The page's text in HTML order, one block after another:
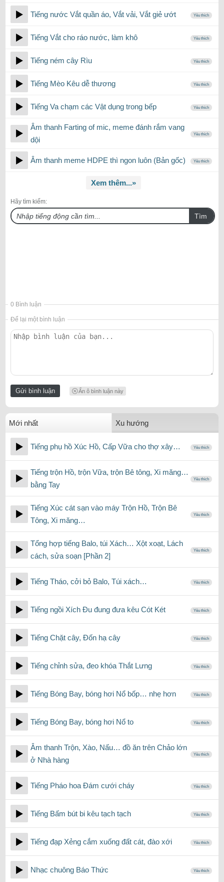
Tiếng nước Vắt quần áo, Vắt vải, Vắt giẻ ướt Yêu thích
Tiếng Vắt cho ráo nước, làm khô Yêu thích
Tiếng ném cây Rìu Yêu thích
Tiếng Mèo Kêu dễ thương Yêu thích
Tiếng Va chạm các Vật dụng trong bếp Yêu thích
Âm thanh Farting of mic, meme đánh rắm vang
dội
Yêu thích
Âm thanh meme HDPE thì ngon luôn (Bản gốc) Yêu thích
Xem thêm...»
Hãy tìm kiếm:
Tìm
0 Bình luận
Để lại một bình luận
Ẩn ô bình luận này
Mới nhất Xu hướng
Tiếng phụ hồ Xúc Hồ, Cấp Vữa cho thợ xây… Yêu thích
Tiếng trộn Hồ, trộn Vữa, trộn Bê tông, Xi măng…
bằng Tay
Yêu thích
Tiếng Xúc cát sạn vào máy Trộn Hồ, Trộn Bê
Tông, Xi măng…
Yêu thích
Tổng hợp tiếng Balo, túi Xách… Xột xoạt, Lách
cách, sửa soạn [Phần 2]
Yêu thích
Tiếng Tháo, cởi bỏ Balo, Túi xách… Yêu thích
Tiếng ngồi Xích Đu đung đưa kêu Cót Két Yêu thích
Tiếng Chặt cây, Đốn hạ cây Yêu thích
Tiếng chỉnh sửa, đeo khóa Thắt Lưng Yêu thích
Tiếng Bóng Bay, bóng hơi Nổ bốp… nhẹ hơn Yêu thích
Tiếng Bóng Bay, bóng hơi Nổ to Yêu thích
Âm thanh Trộn, Xào, Nấu… đồ ăn trên Chảo lớn
ở Nhà hàng
Yêu thích
Tiếng Pháo hoa Đám cưới cháy Yêu thích
Tiếng Bấm bút bi kêu tạch tạch Yêu thích
Tiếng đạp Xẻng cắm xuống đất cát, đào xới Yêu thích
Nhạc chuông Báo Thức Yêu thích